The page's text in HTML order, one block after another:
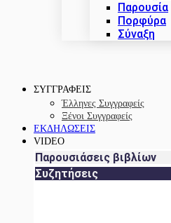
Παρουσία
Πορφύρα
Σύναξη
ΣΥΓΓΡΑΦΕΙΣ
Έλληνες Συγγραφείς
Ξένοι Συγγραφείς
ΕΚΔΗΛΩΣΕΙΣ
VIDEO
Παρουσιάσεις βιβλίων
Συζητήσεις